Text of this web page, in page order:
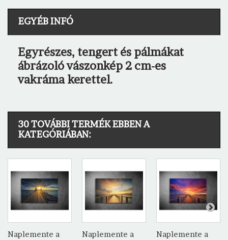
EGYÉB INFÓ
Egyrészes, tengert és pálmákat
ábrázoló vászonkép 2 cm-es
vakráma kerettel.
30 TOVÁBBI TERMÉK EBBEN A
KATEGÓRIÁBAN:
Naplemente a
Naplemente a
Naplemente a